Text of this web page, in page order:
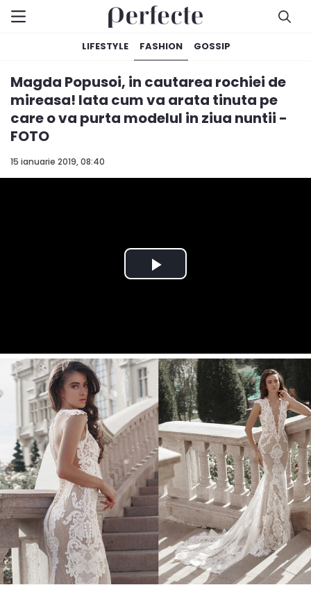
LIFESTYLE FASHION GOSSIP
15 ianuarie 2019, 08:40
Magda Popusoi, in cautarea rochiei de
mireasa! Iata cum va arata tinuta pe
care o va purta modelul in ziua nuntii -
FOTO